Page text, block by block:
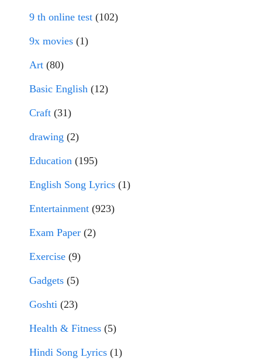
9 th online test (102)
9x movies (1)
Art (80)
Basic English (12)
Craft (31)
drawing (2)
Education (195)
English Song Lyrics (1)
Entertainment (923)
Exam Paper (2)
Exercise (9)
Gadgets (5)
Goshti (23)
Health & Fitness (5)
Hindi Song Lyrics (1)